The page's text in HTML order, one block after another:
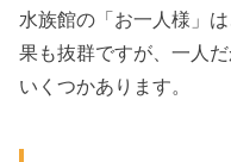
水族館の「お一人様」
果も抜群ですが、一人
いくつかあります。